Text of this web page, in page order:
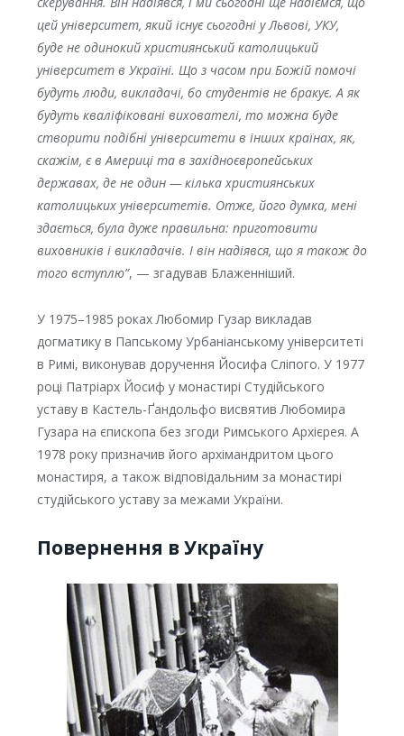
цей університет, який існує сьогодні у Львові, УКУ,
буде не одинокий християнський католицький
університет в Україні. Що з часом при Божій помочі
будуть люди, викладачі, бо студентів не бракує. А як
будуть кваліфіковані вихователі, то можна буде
створити подібні університети в інших країнах, як,
скажім, є в Америці та в західноєвропейських
державах, де не один — кілька християнських
католицьких університетів. Отже, його думка, мені
здається, була дуже правильна: приготовити
виховників і викладачів. І він надіявся, що я також до
того вступлю”, — згадував Блаженніший.
У 1975–1985 роках Любомир Гузар викладав
догматику в Папському Урбаніанському університеті
в Римі, виконував доручення Йосифа Сліпого. У 1977
році Патріарх Йосиф у монастирі Студійського
уставу в Кастель-Ґандольфо висвятив Любомира
Гузара на єпископа без згоди Римського Архієрея. А
1978 року призначив його архімандритом цього
монастиря, а також відповідальним за монастирі
студійського уставу за межами України.
Повернення в Україну